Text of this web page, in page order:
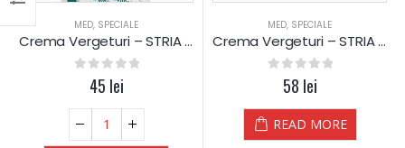
MED, SPECIALE
Crema Vergeturi – STRIA – Dr.Kelen (150 ml)
out of 5
45 lei
MED, SPECIALE
Crema Vergeturi – STRIA – Dr.Kelen
out of 5
58 lei
READ MORE